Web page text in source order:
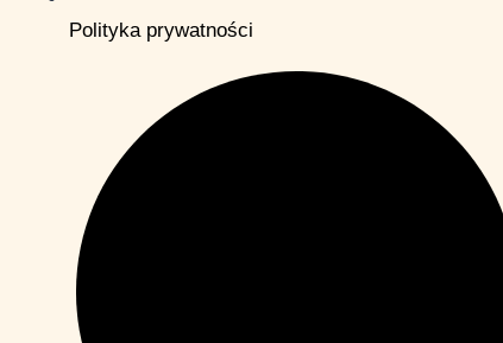
Polityka prywatności